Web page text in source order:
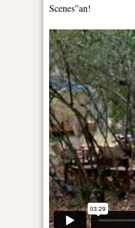
Scenes”an!